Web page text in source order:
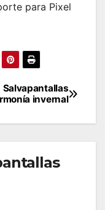
para Pixel
Salvapantallas
invernal